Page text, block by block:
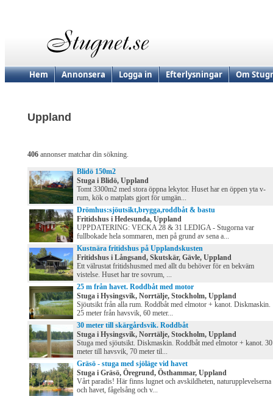
Hem Annonsera Logga in Efterlysningar Om
Uppland
406 annonser matchar din sökning.
Blidö 150m2
Stuga i Blidö, Uppland
Tomt 3300m2 med stora öppna lekytor. Huset har en öppen yta v-
rum, kök o matplats gjort för umgän...
Drömhus:sjöutsikt,brygga,roddbåt & bastu
Fritidshus i Hedesunda, Uppland
UPPDATERING: VECKA 28 & 31 LEDIGA - Stugorna var
fullbokade hela sommaren, men på grund av sena a...
Kustnära fritidshus på Upplandskusten
Fritidshus i Långsand, Skutskär, Gävle, Uppland
Ett välrustat fritidshusmed med allt du behöver för en bekväm
vistelse. Huset har tre sovrum, ...
25 m från havet. Roddbåt med motor
Stuga i Hysingsvik, Norrtälje, Stockholm, Uppland
Sjöutsikt från alla rum. Roddbåt med elmotor + kanot. Diskmaskin.
25 meter från havsvik, 60 meter...
30 meter till skärgårdsvik. Roddbåt
Stuga i Hysingsvik, Norrtälje, Stockholm, Uppland
Stuga med sjöutsikt. Diskmaskin. Roddbåt med elmotor + kanot. 30
meter till havsvik, 70 meter til...
Gräsö - stuga med sjöläge vid havet
Stuga i Gräsö, Öregrund, Östhammar, Uppland
Vårt paradis! Här finns lugnet och avskildheten, naturupplevelserna
och havet, fågelsång och v...